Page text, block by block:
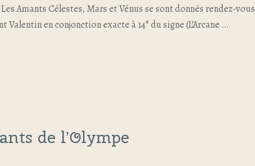
Amants Célestes, Mars et Vénus se sont donnés rendez-vous
en conjonction exacte à 14° du signe (L’Arcane …
de l’Olympe